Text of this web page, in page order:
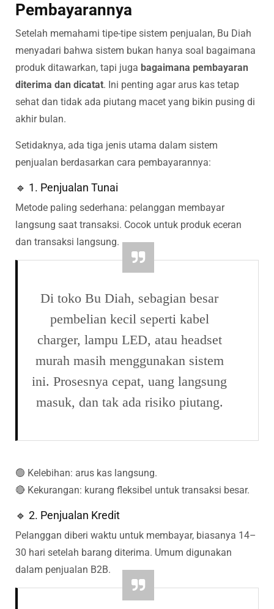
Pembayarannya
Setelah memahami tipe-tipe sistem penjualan, Bu Diah
menyadari bahwa sistem bukan hanya soal bagaimana
produk ditawarkan, tapi juga bagaimana pembayaran
diterima dan dicatat. Ini penting agar arus kas tetap
sehat dan tidak ada piutang macet yang bikin pusing di
akhir bulan.
Setidaknya, ada tiga jenis utama dalam sistem
penjualan berdasarkan cara pembayarannya:
🔹 1. Penjualan Tunai
Metode paling sederhana: pelanggan membayar
langsung saat transaksi. Cocok untuk produk eceran
dan transaksi langsung.
Di toko Bu Diah, sebagian besar
pembelian kecil seperti kabel
charger, lampu LED, atau headset
murah masih menggunakan sistem
ini. Prosesnya cepat, uang langsung
masuk, dan tak ada risiko piutang.
🟢 Kelebihan: arus kas langsung.
🔴 Kekurangan: kurang fleksibel untuk transaksi besar.
🔹 2. Penjualan Kredit
Pelanggan diberi waktu untuk membayar, biasanya 14–
30 hari setelah barang diterima. Umum digunakan
dalam penjualan B2B.